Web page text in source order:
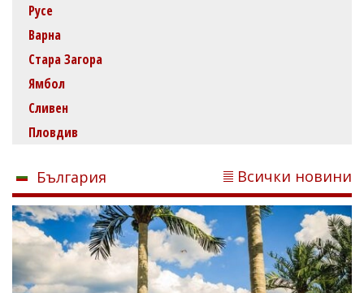
Русе
Варна
Стара Загора
Ямбол
Сливен
Пловдив
България Всички новини